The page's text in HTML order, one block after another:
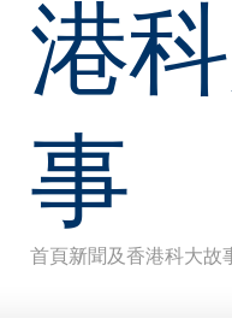
港
事
導
首頁新聞及香港科大故